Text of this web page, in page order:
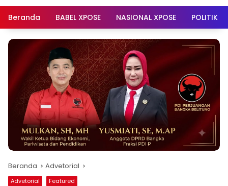
Beranda BABEL XPOSE NASIONAL XPOSE POLITIK
Beranda Advetorial
Advetorial Featured